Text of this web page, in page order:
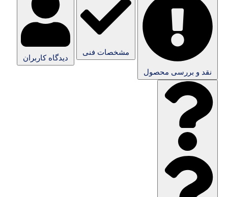
نقد و بررسی محصول
مشخصات فنی
دیدگاه کاربران